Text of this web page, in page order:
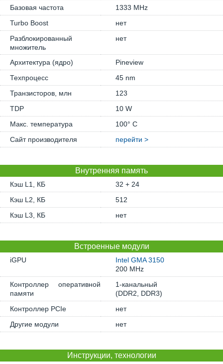
Базовая частота
1333 MHz
Turbo Boost
нет
Разблокированный
множитель
нет
Архитектура (ядро)
Pineview
Техпроцесс
45 nm
Транзисторов, млн
123
TDP
10 W
Макс. температура
100° C
Сайт производителя
перейти >
Внутренняя память
Кэш L1, КБ
32 + 24
Кэш L2, КБ
512
Кэш L3, КБ
нет
Встроенные модули
iGPU
Intel GMA 3150
200 MHz
Контроллер оперативной
памяти
1-канальный
(DDR2, DDR3)
Контроллер PCIe
нет
Другие модули
нет
Инструкции, технологии